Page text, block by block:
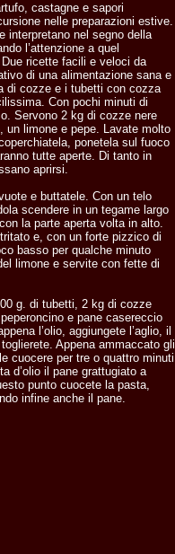
castagne e sapori
nelle preparazioni estive.
interpretano nel segno della
l’attenzione a quel
ricette facili e veloci da
di una alimentazione sana e
di cozze e i tubetti con cozza
Con pochi minuti di
Servono 2 kg di cozze nere
limone e pepe. Lavate molto
ponetela sul fuoco
tutte aperte. Di tanto in
aprirsi.
e buttatele. Con un telo
scendere in un tegame largo
la parte aperta volta in alto.
e, con un forte pizzico di
basso per qualche minuto
limone e servite con fette di
g. di tubetti, 2 kg di cozze
e pane casereccio
l’olio, aggiungete l’aglio, il
Appena ammaccato gli
cuocere per tre o quattro minuti
d’olio il pane grattugiato a
punto cuocete la pasta,
infine anche il pane.